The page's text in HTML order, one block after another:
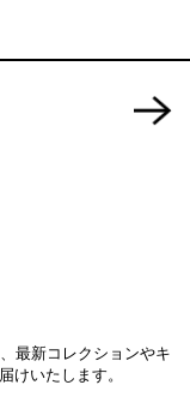
最新コレクションやキ
けいたします。